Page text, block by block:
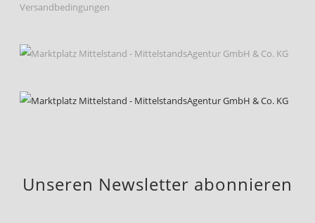
Versandbedingungen
Unseren Newsletter abonnieren